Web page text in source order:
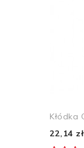
Kłódka
22,14 zł